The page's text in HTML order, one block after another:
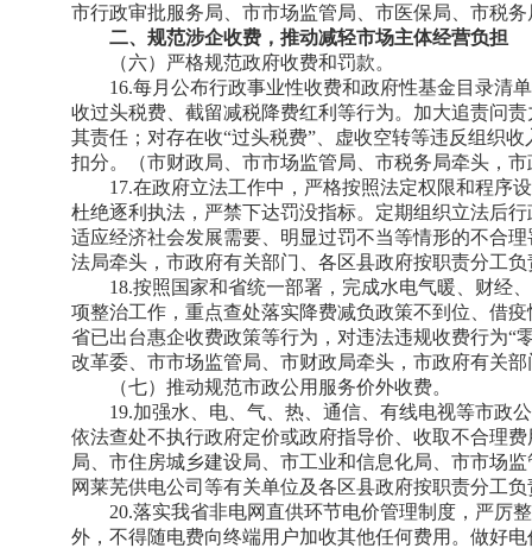
市行政审批服务局、市市场监管局、市医保局、市税
二、规范涉企收费，推动减轻市场主体经营负担
（六）严格规范政府收费和罚款。
16.每月公布行政事业性收费和政府性基金目录清
收过头税费、截留减税降费红利等行为。加大追责问
其责任；对存在收“过头税费”、虚收空转等违反组织
扣分。（市财政局、市市场监管局、市税务局牵头，
17.在政府立法工作中，严格按照法定权限和程序
杜绝逐利执法，严禁下达罚没指标。定期组织立法后
适应经济社会发展需要、明显过罚不当等情形的不合
法局牵头，市政府有关部门、各区县政府按职责分工负
18.按照国家和省统一部署，完成水电气暖、财经
项整治工作，重点查处落实降费减负政策不到位、借
省已出台惠企收费政策等行为，对违法违规收费行为“
改革委、市市场监管局、市财政局牵头，市政府有关
（七）推动规范市政公用服务价外收费。
19.加强水、电、气、热、通信、有线电视等市政
依法查处不执行政府定价或政府指导价、收取不合理
局、市住房城乡建设局、市工业和信息化局、市市场
网莱芜供电公司等有关单位及各区县政府按职责分工负
20.落实我省非电网直供环节电价管理制度，严厉
外，不得随电费向终端用户加收其他任何费用。做好